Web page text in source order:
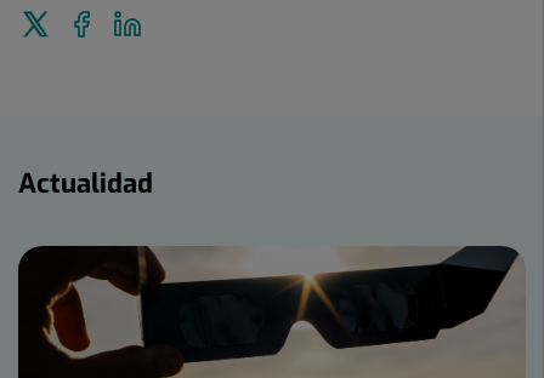
Enviar
Compartir
Actualidad